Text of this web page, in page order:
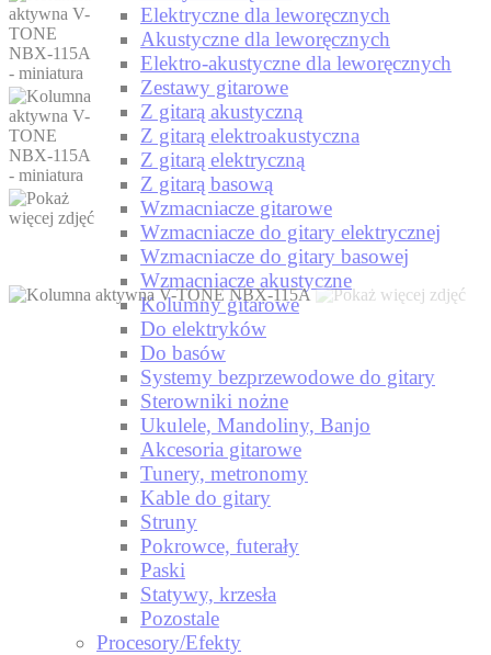
Elektryczne dla leworęcznych
Akustyczne dla leworęcznych
Elektro-akustyczne dla leworęcznych
Zestawy gitarowe
Z gitarą akustyczną
Z gitarą elektroakustyczna
Z gitarą elektryczną
Z gitarą basową
Wzmacniacze gitarowe
Wzmacniacze do gitary elektrycznej
Wzmacniacze do gitary basowej
Wzmacniacze akustyczne
Kolumny gitarowe
Do elektryków
Do basów
Systemy bezprzewodowe do gitary
Sterowniki nożne
Ukulele, Mandoliny, Banjo
Akcesoria gitarowe
Tunery, metronomy
Kable do gitary
Struny
Pokrowce, futerały
Paski
Statywy, krzesła
Pozostale
Procesory/Efekty